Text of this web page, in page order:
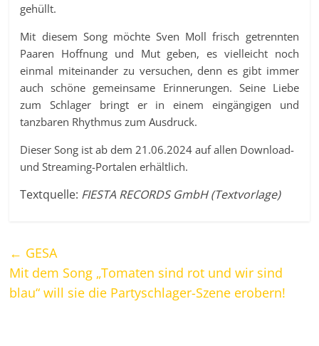
gehüllt.
Mit diesem Song möchte Sven Moll frisch getrennten
Paaren Hoffnung und Mut geben, es vielleicht noch
einmal miteinander zu versuchen, denn es gibt immer
auch schöne gemeinsame Erinnerungen. Seine Liebe
zum Schlager bringt er in einem eingängigen und
tanzbaren Rhythmus zum Ausdruck.
Dieser Song ist ab dem 21.06.2024 auf allen Download-
und Streaming-Portalen erhältlich.
Textquelle: FIESTA RECORDS GmbH (Textvorlage)
← GESA
Mit dem Song „Tomaten sind rot und wir sind
blau“ will sie die Partyschlager-Szene erobern!